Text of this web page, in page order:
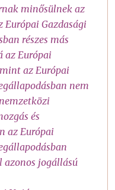
minősülnek az
Európai Gazdasági
részes más
az Európai
az Európai
nem
és
az Európai
azonos jogállású